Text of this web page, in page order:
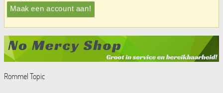
Maak een account aan!
Rommel Topic